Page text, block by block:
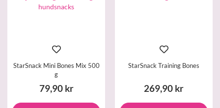
StarSnack Mini Bones Mix 500
g
79,90 kr
StarSnack Training Bones
269,90 kr